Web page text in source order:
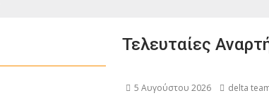
Τελευταίες
5 Αυγούστου 2026 delta